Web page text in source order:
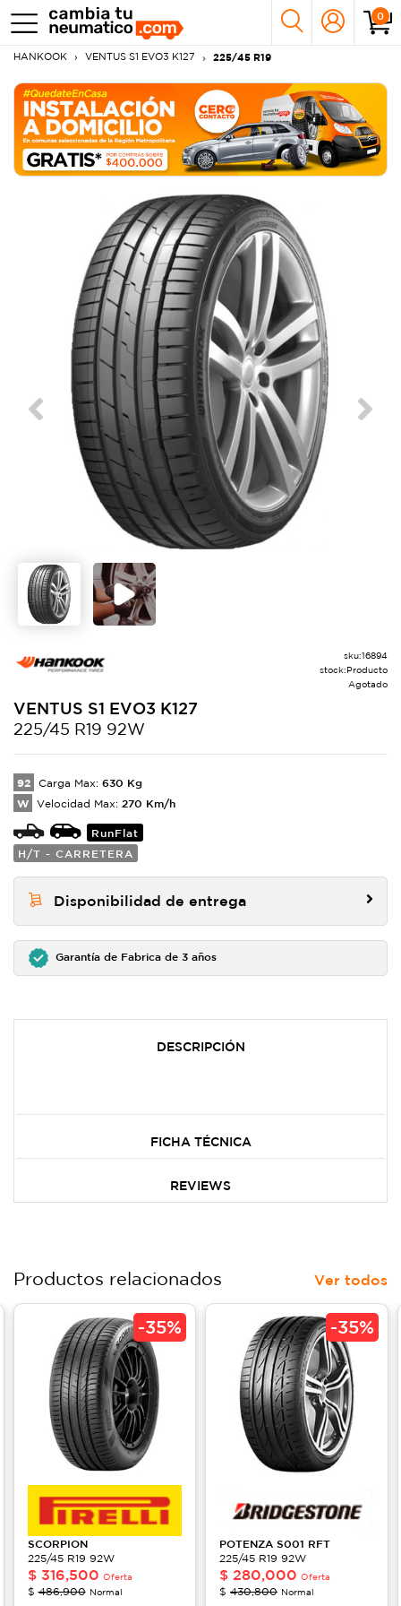
0
HANKOOK VENTUS S1 EVO3 K127 225/45 R19
Previous Next
sku:16894
stock:Producto
Agotado
VENTUS S1 EVO3 K127
225/45 R19 92W
92 Carga Max: 630 Kg
W Velocidad Max: 270 Km/h
RunFlat
H/T - CARRETERA
Disponibilidad de entrega
Garantía de Fabrica de 3 años
DESCRIPCIÓN
FICHA TÉCNICA
REVIEWS
Productos relacionados Ver todos
-35%
SCORPION
225/45 R19 92W
$ 316,500 Oferta
$486,900 Normal
-35%
POTENZA S001 RFT
225/45 R19 92W
$ 280,000 Oferta
$ 430,800 Normal